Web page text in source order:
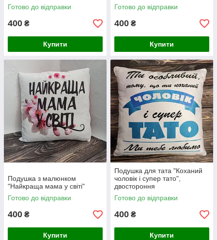
Готово до відправки
400 ₴
Купити
Готово до відправки
400 ₴
Купити
Подушка з малюнком
"Найкраща мама у світі"
Готово до відправки
400 ₴
Купити
Подушка для тата "Коханий
чоловік і супер тато",
двостороння
Готово до відправки
400 ₴
Купити